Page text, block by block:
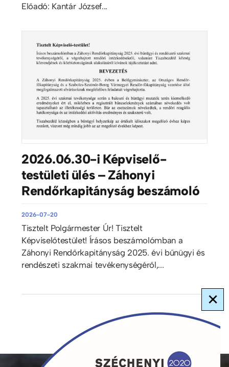
Előadó: Kantár József...
2026.06.30-i Képviselő-
testületi ülés – Záhonyi
Rendőrkapitányság beszámoló
2026-07-20
Tisztelt Polgármester Úr! Tisztelt
Képviselőtestület! Írásos beszámolómban a
Záhonyi Rendőrkapitányság 2025. évi bűnügyi és
rendészeti szakmai tevékenységéről,...
×